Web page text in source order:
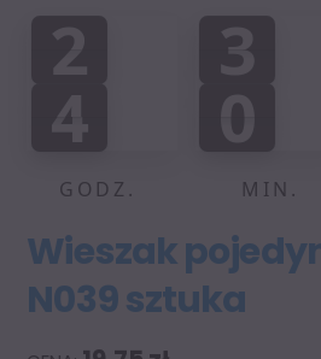
2
0
2
4
4
4
4
3
0
3
0
0
GODZ. MIN.
Wieszak
N039 sztuka